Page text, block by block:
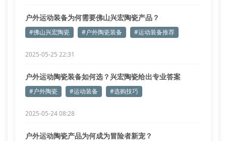
户外运动装备为何需要佛山兴宏陶瓷产品？
#佛山兴宏陶瓷 #户外陶瓷装备 #运动装备推荐
2025-05-25 22:31
户外运动陶瓷装备如何选？兴宏陶瓷给出专业答案
#户外陶瓷 #运动装备 #选购技巧
2025-05-24 08:28
户外运动陶瓷产品为何成为冒险者新宠？